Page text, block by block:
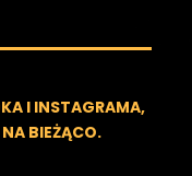
I INSTAGRAMA,
BIEŻĄCO.